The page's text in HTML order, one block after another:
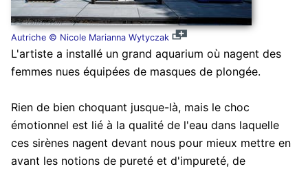
Autriche © Nicole Marianna Wytyczak
L'artiste a installé un grand aquarium où nagent des
femmes nues équipées de masques de plongée.
Rien de bien choquant jusque-là, mais le choc
émotionnel est lié à la qualité de l'eau dans laquelle
ces sirènes nagent devant nous pour mieux mettre en
avant les notions de pureté et d'impureté, de